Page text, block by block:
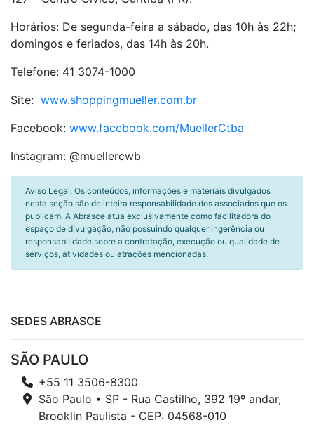
Horários: De segunda-feira a sábado, das 10h às 22h;
domingos e feriados, das 14h às 20h.
Telefone: 41 3074-1000
Site: www.shoppingmueller.com.br
Facebook: www.facebook.com/MuellerCtba
Instagram: @muellercwb
Aviso Legal: Os conteúdos, informações e materiais divulgados
nesta seção são de inteira responsabilidade dos associados que os
publicam. A Abrasce atua exclusivamente como facilitadora do
espaço de divulgação, não possuindo qualquer ingerência ou
responsabilidade sobre a contratação, execução ou qualidade de
serviços, atividades ou atrações mencionadas.
SEDES ABRASCE
SÃO PAULO
+55 11 3506-8300
São Paulo • SP - Rua Castilho, 392 19º andar,
Brooklin Paulista - CEP: 04568-010